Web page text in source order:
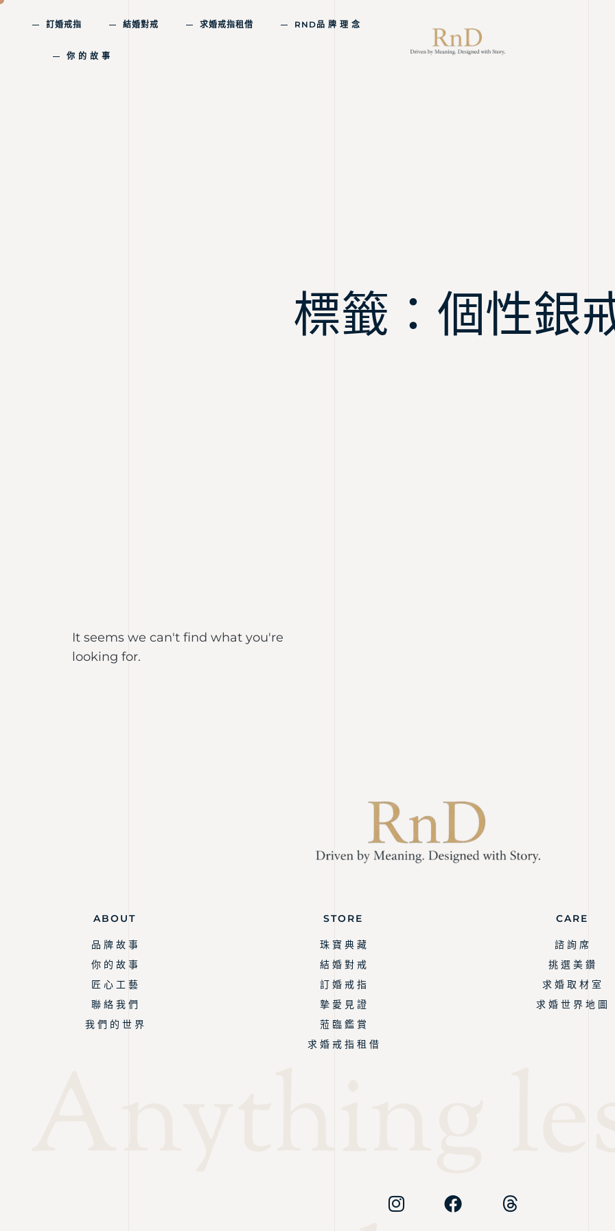
訂婚戒指 結婚對戒 求婚戒指租借 RND品 牌 理 念
你 的 故 事
標籤：個性銀
It seems we can't find what you're
looking for.
ABOUT
品 牌 故 事
你 的 故 事
匠 心 工 藝
聯 絡 我 們
我 們 的 世 界
STORE
珠 寶 典 藏
結 婚 對 戒
訂 婚 戒 指
摯 愛 見 證
蒞 臨 鑑 賞
求 婚 戒 指 租 借
CARE
諮 詢 席
挑 選 美 鑽
求 婚 取 材 室
求 婚 世 界 地 圖